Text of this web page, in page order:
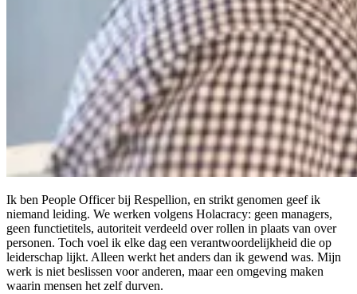
Ik ben People Officer bij Respellion, en strikt genomen geef ik
niemand leiding. We werken volgens Holacracy: geen managers,
geen functietitels, autoriteit verdeeld over rollen in plaats van over
personen. Toch voel ik elke dag een verantwoordelijkheid die op
leiderschap lijkt. Alleen werkt het anders dan ik gewend was. Mijn
werk is niet beslissen voor anderen, maar een omgeving maken
waarin mensen het zelf durven.